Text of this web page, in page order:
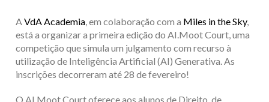
A VdA Academia, em colaboração com a Miles in the Sky,
está a organizar a primeira edição do AI.Moot Court, uma
competição que simula um julgamento com recurso à
utilização de Inteligência Artificial (AI) Generativa. As
inscrições decorreram até 28 de fevereiro!
O AI.Moot Courtoferece aos alunos de Direito, de